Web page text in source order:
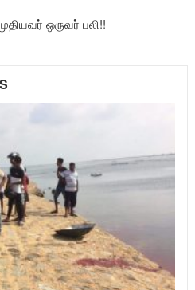
ஒருவர் பலி!!